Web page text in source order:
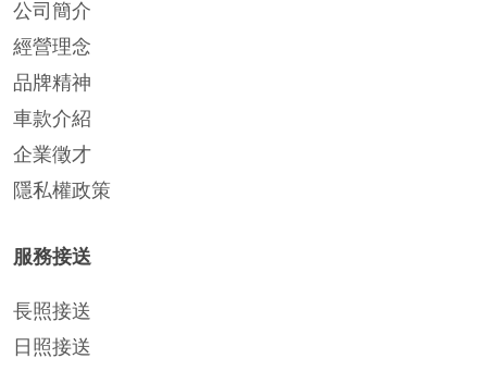
公司簡介
經營理念
品牌精神
車款介紹
企業徵才
隱私權政策
服務接送
長照接送
日照接送